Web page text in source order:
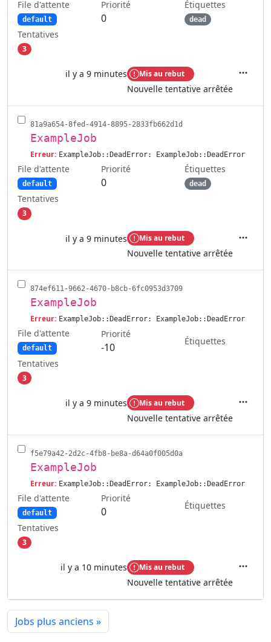
File d'attente
default
Priorité
0
Étiquettes
dead
Tentatives
3
il y a 9 minutes Mis au rebut
Nouvelle tentative arrêtée
81a9a654-8fed-4914-8895-2833fb662d1d
ExampleJob
Erreur: ExampleJob::DeadError: ExampleJob::DeadError
File d'attente
default
Priorité
0
Étiquettes
dead
Tentatives
3
il y a 9 minutes Mis au rebut
Nouvelle tentative arrêtée
Actions
874ef611-9662-4670-b8cb-6fc0953d3709
ExampleJob
Erreur: ExampleJob::DeadError: ExampleJob::DeadError
File d'attente
default
Priorité
-10
Étiquettes
Tentatives
3
il y a 9 minutes Mis au rebut
Nouvelle tentative arrêtée
f5e79a42-2d2c-4fb8-be8a-d64a0f005d0a
ExampleJob
Erreur: ExampleJob::DeadError: ExampleJob::DeadError
File d'attente
default
Priorité
0
Étiquettes
Tentatives
3
il y a 10 minutes Mis au rebut
Nouvelle tentative arrêtée
Jobs plus anciens »